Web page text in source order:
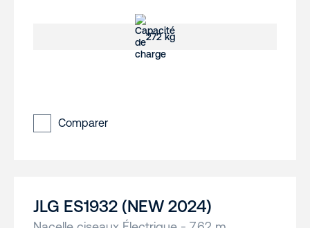
272 kg
Comparer
JLG ES1932 (NEW 2024)